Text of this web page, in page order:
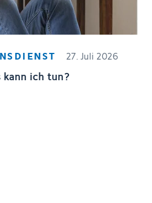
27. Juli 2026
ich tun?